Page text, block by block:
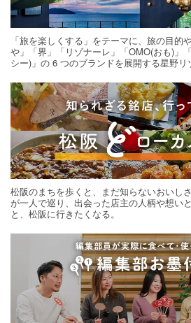
「旅を楽しくする」をテーマに、旅の目的
や」「界」「リゾナーレ」「OMO(おも)」
シー)」の 6 つのブランドを展開する星野
松阪のまちを歩くと、まだ知らないおいし
が一人で巡り、出会った店主の人柄や想い
と、松阪に行きたくなる。